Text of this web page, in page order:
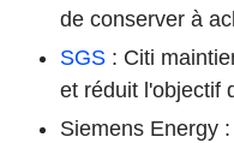
de conserver à
SGS : Citi
et réduit l'objectif
Siemens Energy